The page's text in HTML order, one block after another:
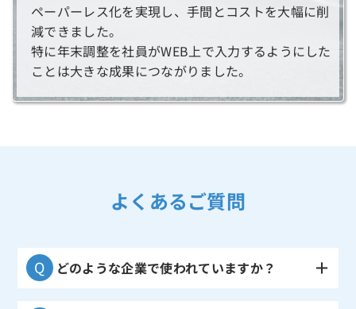
ペーパーレス化を実現し、手間とコストを大幅に削
減できました。
特に年末調整を社員がWEB上で入力するようにした
ことは大きな成果につながりました。
よくあるご質問
どのような企業で使われていますか？